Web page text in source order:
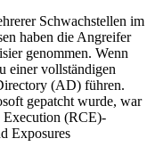
Schwachstellen im
haben die Angreifer
genommen. Wenn
einer vollständigen
(AD) führen.
gepatcht wurde, war
Execution (RCE)-
Exposures